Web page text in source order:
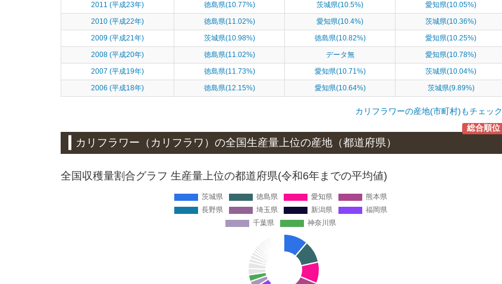
2011 (平成23年)
徳島県(10.77%) 茨城県(10.5%)
愛知県(10.05%)
2010 (平成22年)
徳島県(11.02%) 愛知県(10.4%)
茨城県(10.36%)
2009 (平成21年)
茨城県(10.98%) 徳島県(10.82%)
愛知県(10.25%)
2008 (平成20年)
徳島県(11.02%) データ無
愛知県(10.78%)
2007 (平成19年)
徳島県(11.73%) 愛知県(10.71%)
茨城県(10.04%)
2006 (平成18年)
徳島県(12.15%) 愛知県(10.64%) 茨城県(9.89%)
カリフラワーの産地(市町村)もチェック
総合順位
カリフラワー（カリフラワ）の全国生産量上位の産地 （都道府県）
全国収穫量割合グラフ 生産量上位の都道府県(令和6年までの平均値)